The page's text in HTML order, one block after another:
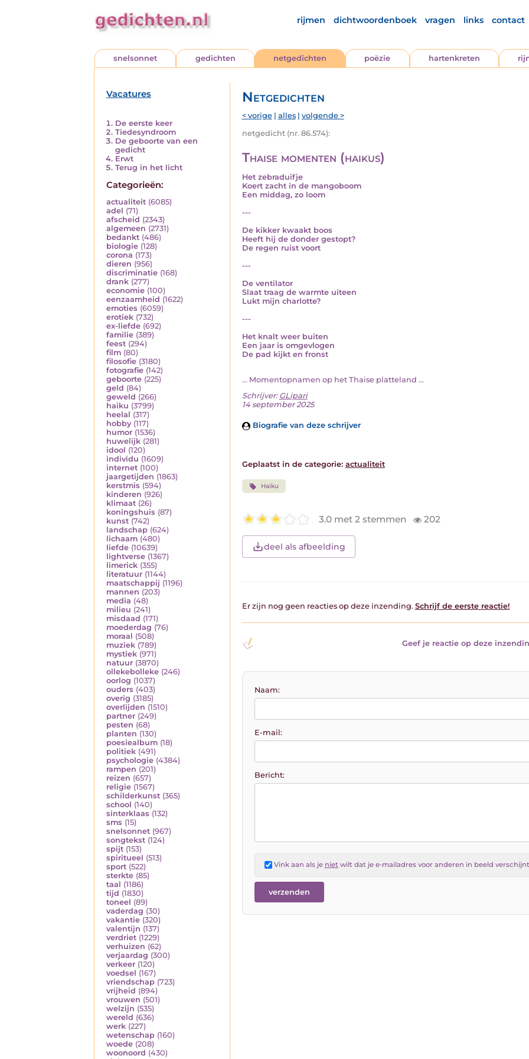
rijmen dichtwoordenboek vragen links contact
snelsonnet gedichten netgedichten poëzie hartenkreten
Vacatures
De eerste keer
Tiedesyndroom
De geboorte van een
gedicht
Erwt
Terug in het licht
Categorieën:
actualiteit (6085)
adel (71)
afscheid (2343)
algemeen (2731)
bedankt (486)
biologie (128)
corona (173)
dieren (956)
discriminatie (168)
drank (277)
economie (100)
eenzaamheid (1622)
emoties (6059)
erotiek (732)
ex-liefde (692)
familie (389)
feest (294)
film (80)
filosofie (3180)
fotografie (142)
geboorte (225)
geld (84)
geweld (266)
haiku (3799)
heelal (317)
hobby (117)
humor (1536)
huwelijk (281)
idool (120)
individu (1609)
internet (100)
jaargetijden (1863)
kerstmis (594)
kinderen (926)
klimaat (26)
koningshuis (87)
kunst (742)
landschap (624)
lichaam (480)
liefde (10639)
lightverse (1367)
limerick (355)
literatuur (1144)
maatschappij (1196)
mannen (203)
media (48)
milieu (241)
misdaad (171)
moederdag (76)
moraal (508)
muziek (789)
mystiek (971)
natuur (3870)
ollekebolleke (246)
oorlog (1037)
ouders (403)
overig (3185)
overlijden (1510)
partner (249)
pesten (68)
planten (130)
poesiealbum (18)
politiek (491)
psychologie (4384)
rampen (201)
reizen (657)
religie (1567)
schilderkunst (365)
school (140)
sinterklaas (132)
sms (15)
snelsonnet (967)
songtekst (124)
spijt (153)
spiritueel (513)
sport (522)
sterkte (85)
taal (1186)
tijd (1830)
toneel (89)
vaderdag (30)
vakantie (320)
valentijn (137)
verdriet (1229)
verhuizen (62)
verjaardag (300)
verkeer (120)
voedsel (167)
vriendschap (723)
vrijheid (894)
vrouwen (501)
welzijn (535)
wereld (636)
werk (227)
wetenschap (160)
woede (208)
woonoord (430)
Netgedichten
< vorige| alles| volgende >
netgedicht (nr. 86.574):
Thaise momenten (haikus)
Het zebraduifje
Koert zacht in de mangoboom
Een middag, zo loom
---
De kikker kwaakt boos
Heeft hij de donder gestopt?
De regen ruist voort
---
De ventilator
Slaat traag de warmte uiteen
Lukt mijn charlotte?
---
Het knalt weer buiten
Een jaar is omgevlogen
De pad kijkt en fronst
... Momentopnamen op het Thaise platteland ...
Schrijver: GLipari
14 september 2025
Biografie van deze schrijver
Geplaatst in de categorie: actualiteit
Haiku
3.0 met 2 stemmen 202
deel als afbeelding
Er zijn nog geen reacties op deze inzending. Schrijf de eerste reactie!
Geef je reactie op deze
Naam:
E-mail:
Bericht:
Vink aan als je niet wilt dat je e-mailadres voor anderen in beeld verschijnt